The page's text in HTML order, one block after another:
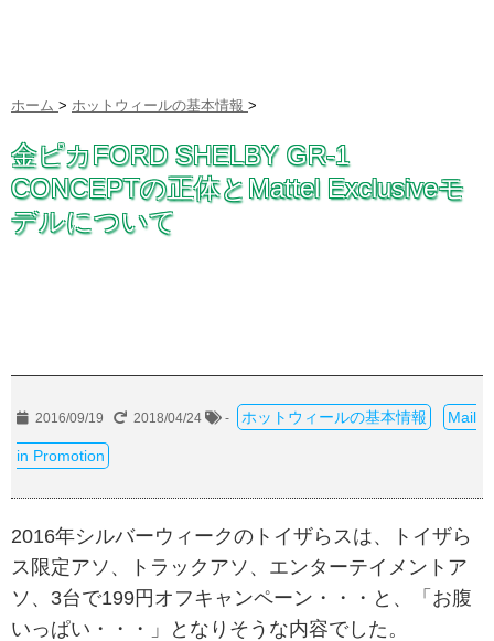
ホーム > ホットウィールの基本情報 >
金ピカFORD SHELBY GR-1
CONCEPTの正体とMattel Exclusiveモ
デルについて
2016/09/19 2018/04/24 - ホットウィールの基本情報 Mail
in Promotion
2016年シルバーウィークのトイザらスは、トイザら
ス限定アソ、トラックアソ、エンターテイメントア
ソ、3台で199円オフキャンペーン・・・と、「お腹
いっぱい・・・」となりそうな内容でした。